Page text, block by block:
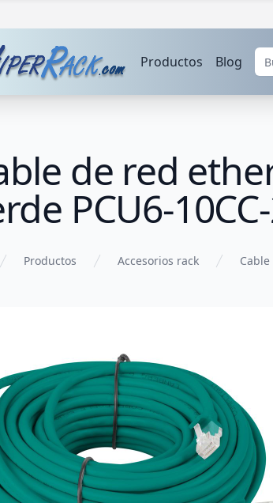
Productos Blog
de red
PCU6-
Productos Accesorios rack